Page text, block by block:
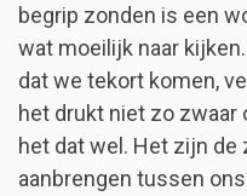
begrip zonden is een
wat moeilijk naar
dat we tekort komen,
het drukt niet zo zwaar
het dat wel. Het zijn de
aanbrengen tussen